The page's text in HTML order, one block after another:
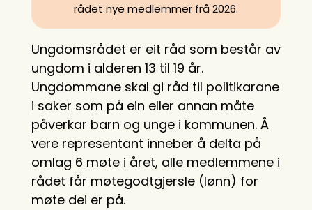
rådet nye medlemmer frå 2026.
Ungdomsrådet er eit råd som består av
ungdom i alderen 13 til 19 år.
Ungdommane skal gi råd til politikarane
i saker som på ein eller annan måte
påverkar barn og unge i kommunen. Å
vere representant inneber å delta på
omlag 6 møte i året, alle medlemmene i
rådet får møtegodtgjersle (lønn) for
møte dei er på.